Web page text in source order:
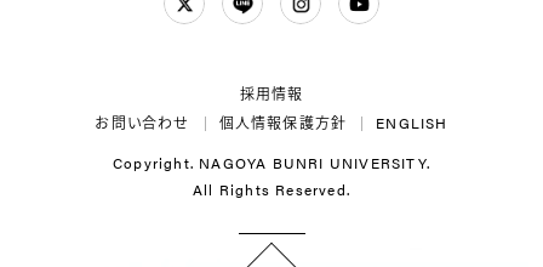
ENGLISH
個人情報保護方針
お問い合わせ
採用情報
Copyright. NAGOYA BUNRI UNIVERSITY.
All Rights Reserved.